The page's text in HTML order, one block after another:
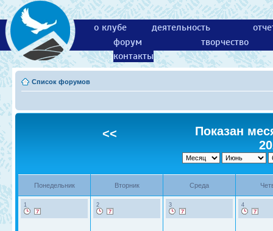
о клубе деятельность
форум
творчество
контакты
Список форумов
<<
Показан
Понедельник Вторник Среда
1 2 3 4